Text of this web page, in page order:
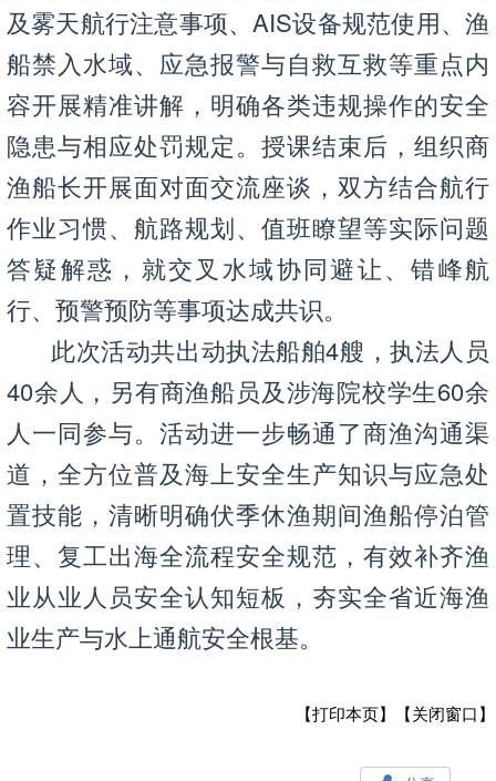
及雾天航行注意事项、AIS设备规范使用、渔
船禁入水域、应急报警与自救互救等重点内
容开展精准讲解，明确各类违规操作的安全
隐患与相应处罚规定。授课结束后，组织商
渔船长开展面对面交流座谈，双方结合航行
作业习惯、航路规划、值班瞭望等实际问题
答疑解惑，就交叉水域协同避让、错峰航
行、预警预防等事项达成共识。
此次活动共出动执法船舶4艘，执法人员
40余人，另有商渔船员及涉海院校学生60余
人一同参与。活动进一步畅通了商渔沟通渠
道，全方位普及海上安全生产知识与应急处
置技能，清晰明确伏季休渔期间渔船停泊管
理、复工出海全流程安全规范，有效补齐渔
业从业人员安全认知短板，夯实全省近海渔
业生产与水上通航安全根基。
【打印本页】 【关闭窗口】